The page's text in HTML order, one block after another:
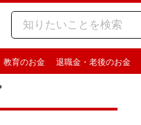
教育のお金 退職金・老後のお金